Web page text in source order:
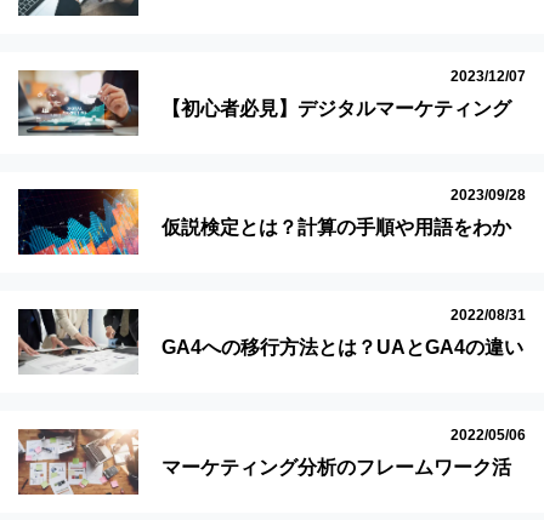
2023/12/07
【初心者必見】デジタルマーケティング
2023/09/28
仮説検定とは？計算の手順や用語をわか
2022/08/31
GA4への移行方法とは？UAとGA4の違い
2022/05/06
マーケティング分析のフレームワーク活